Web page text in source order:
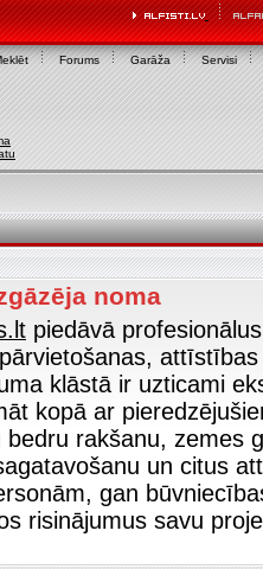
Forums Garāža Servisi
noma
piedāvā
klāstā ir uzticami
kopā ar
bedru rakšanu, zemes
un citus
gan
risinājumus savu